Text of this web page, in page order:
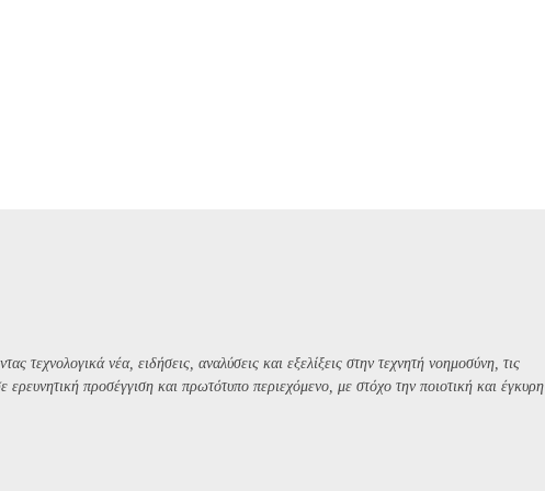
τεχνολογικά νέα, ειδήσεις, αναλύσεις και εξελίξεις στην τεχνητή νοημοσύνη, τις
προσέγγιση και πρωτότυπο περιεχόμενο, με στόχο την ποιοτική και έγκυρη